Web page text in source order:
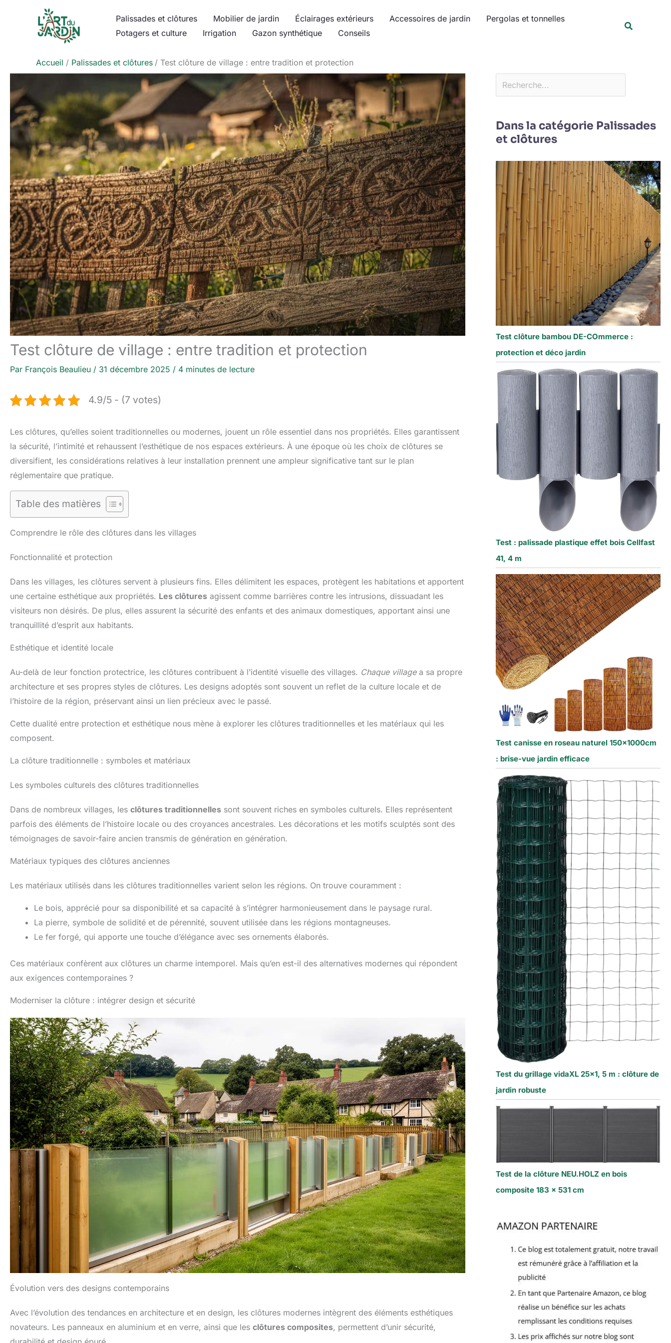
Palissades et clôtures Mobilier de jardin Éclairages extérieurs Accessoires de jardin
Pergolas et tonnelles
Potagers et culture
Irrigation Gazon synthétique Conseils
Accueil Palissades et clôtures Test clôture de village : entre tradition et protection
Test clôture de village : entre tradition et protection
Par François Beaulieu / 31 décembre 2025 / 4 minutes de lecture
4.9/5 - (7 votes)
Les clôtures, qu’elles soient traditionnelles ou modernes, jouent un rôle essentiel dans nos propriétés. Elles garantissent
la sécurité, l’intimité et rehaussent l’esthétique de nos espaces extérieurs. À une époque où les choix de clôtures se
diversifient, les considérations relatives à leur installation prennent une ampleur significative tant sur le plan
réglementaire que pratique.
Table des matières
Comprendre le rôle des clôtures dans les villages
Fonctionnalité et protection
Dans les villages, les clôtures servent à plusieurs fins. Elles délimitent les espaces, protègent les habitations et apportent
une certaine esthétique aux propriétés. Les clôtures agissent comme barrières contre les intrusions, dissuadant les
visiteurs non désirés. De plus, elles assurent la sécurité des enfants et des animaux domestiques, apportant ainsi une
tranquillité d’esprit aux habitants.
Esthétique et identité locale
Au-delà de leur fonction protectrice, les clôtures contribuent à l’identité visuelle des villages. Chaque villagea sa propre
architecture et ses propres styles de clôtures. Les designs adoptés sont souvent un reflet de la culture locale et de
l’histoire de la région, préservant ainsi un lien précieux avec le passé.
Cette dualité entre protection et esthétique nous mène à explorer les clôtures traditionnelles et les matériaux qui les
composent.
La clôture traditionnelle : symboles et matériaux
Les symboles culturels des clôtures traditionnelles
Dans de nombreux villages, les clôtures traditionnelles sont souvent riches en symboles culturels. Elles représentent
parfois des éléments de l’histoire locale ou des croyances ancestrales. Les décorations et les motifs sculptés sont des
témoignages de savoir-faire ancien transmis de génération en génération.
Matériaux typiques des clôtures anciennes
Les matériaux utilisés dans les clôtures traditionnelles varient selon les régions. On trouve couramment :
Le bois, apprécié pour sa disponibilité et sa capacité à s’intégrer harmonieusement dans le paysage rural.
La pierre, symbole de solidité et de pérennité, souvent utilisée dans les régions montagneuses.
Le fer forgé, qui apporte une touche d’élégance avec ses ornements élaborés.
Ces matériaux confèrent aux clôtures un charme intemporel. Mais qu’en est-il des alternatives modernes qui répondent
aux exigences contemporaines ?
Moderniser la clôture : intégrer design et sécurité
Évolution vers des designs contemporains
Avec l’évolution des tendances en architecture et en design, les clôtures modernes intègrent des éléments esthétiques
novateurs. Les panneaux en aluminium et en verre, ainsi que les clôtures composites, permettent d’unir sécurité,
Dans la catégorie Palissades
et clôtures
Test clôture bambou DE-COmmerce :
protection et déco jardin
Test : palissade plastique effet bois Cellfast
41, 4 m
Test canisse en roseau naturel 150x1000cm
: brise-vue jardin efficace
Test du grillage vidaXL 25×1, 5 m : clôture de
jardin robuste
Test de la clôture NEU.HOLZ en bois
composite 183 x 531 cm